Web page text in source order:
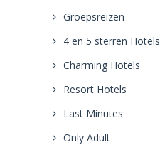
Groepsreizen
4 en 5 sterren Hotels
Charming Hotels
Resort Hotels
Last Minutes
Only Adult